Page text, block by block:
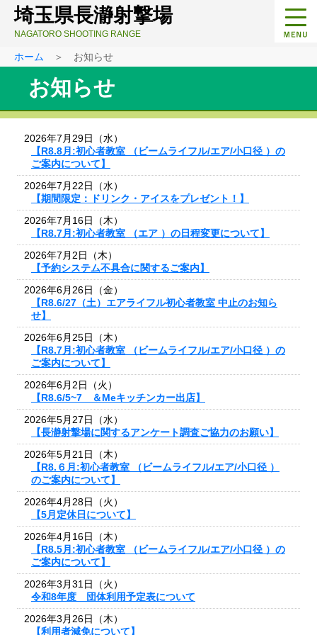
埼玉県長瀞射撃場
NAGATORO SHOOTING RANGE
ホーム ＞ お知らせ
お知らせ
2026年7月29日（水）
【R8.8月:初心者教室 （ビームライフル/エア/小口径 ）の
ご案内について】
2026年7月22日（水）
【期間限定：ドリンク・アイスをプレゼント！】
2026年7月16日（木）
【R8.7月:初心者教室 （エア ）の日程変更について】
2026年7月2日（木）
【予約システム不具合に関するご案内】
2026年6月26日（金）
【R8.6/27（土）エアライフル初心者教室 中止のお知ら
せ】
2026年6月25日（木）
【R8.7月:初心者教室 （ビームライフル/エア/小口径 ）の
ご案内について】
2026年6月2日（火）
【R8.6/5~7 ＆Meキッチンカー出店】
2026年5月27日（水）
【長瀞射撃場に関するアンケート調査ご協力のお願い】
2026年5月21日（木）
【R8.６月:初心者教室 （ビームライフル/エア/小口径 ）
のご案内について】
2026年4月28日（火）
【5月定休日について】
2026年4月16日（木）
【R8.5月:初心者教室 （ビームライフル/エア/小口径 ）の
ご案内について】
2026年3月31日（火）
令和8年度 団体利用予定表について
2026年3月26日（木）
【利用者減免について】